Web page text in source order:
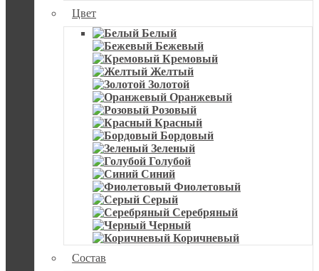
Цвет
Белый
Бежевый
Кремовый
Желтый
Золотой
Оранжевый
Розовый
Красный
Бордовый
Зеленый
Голубой
Синий
Фиолетовый
Серый
Серебряный
Черный
Коричневый
Состав